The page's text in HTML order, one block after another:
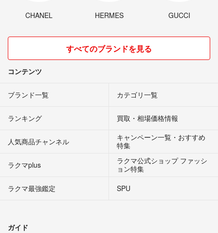
CHANEL HERMES GUCCI
すべてのブランドを見る
コンテンツ
ブランド一覧 カテゴリ一覧
ランキング 買取・相場価格情報
人気商品チャンネル
キャンペーン一覧・おすすめ
特集
ラクマplus
ラクマ公式ショップ ファッシ
ョン特集
ラクマ最強鑑定
SPU
ガイド